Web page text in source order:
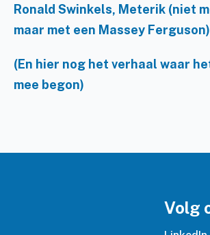
Ronald Swinkels, Meterik (niet
maar met een Massey Ferguson)
(En hier nog het verhaal waar
mee begon)
Volg